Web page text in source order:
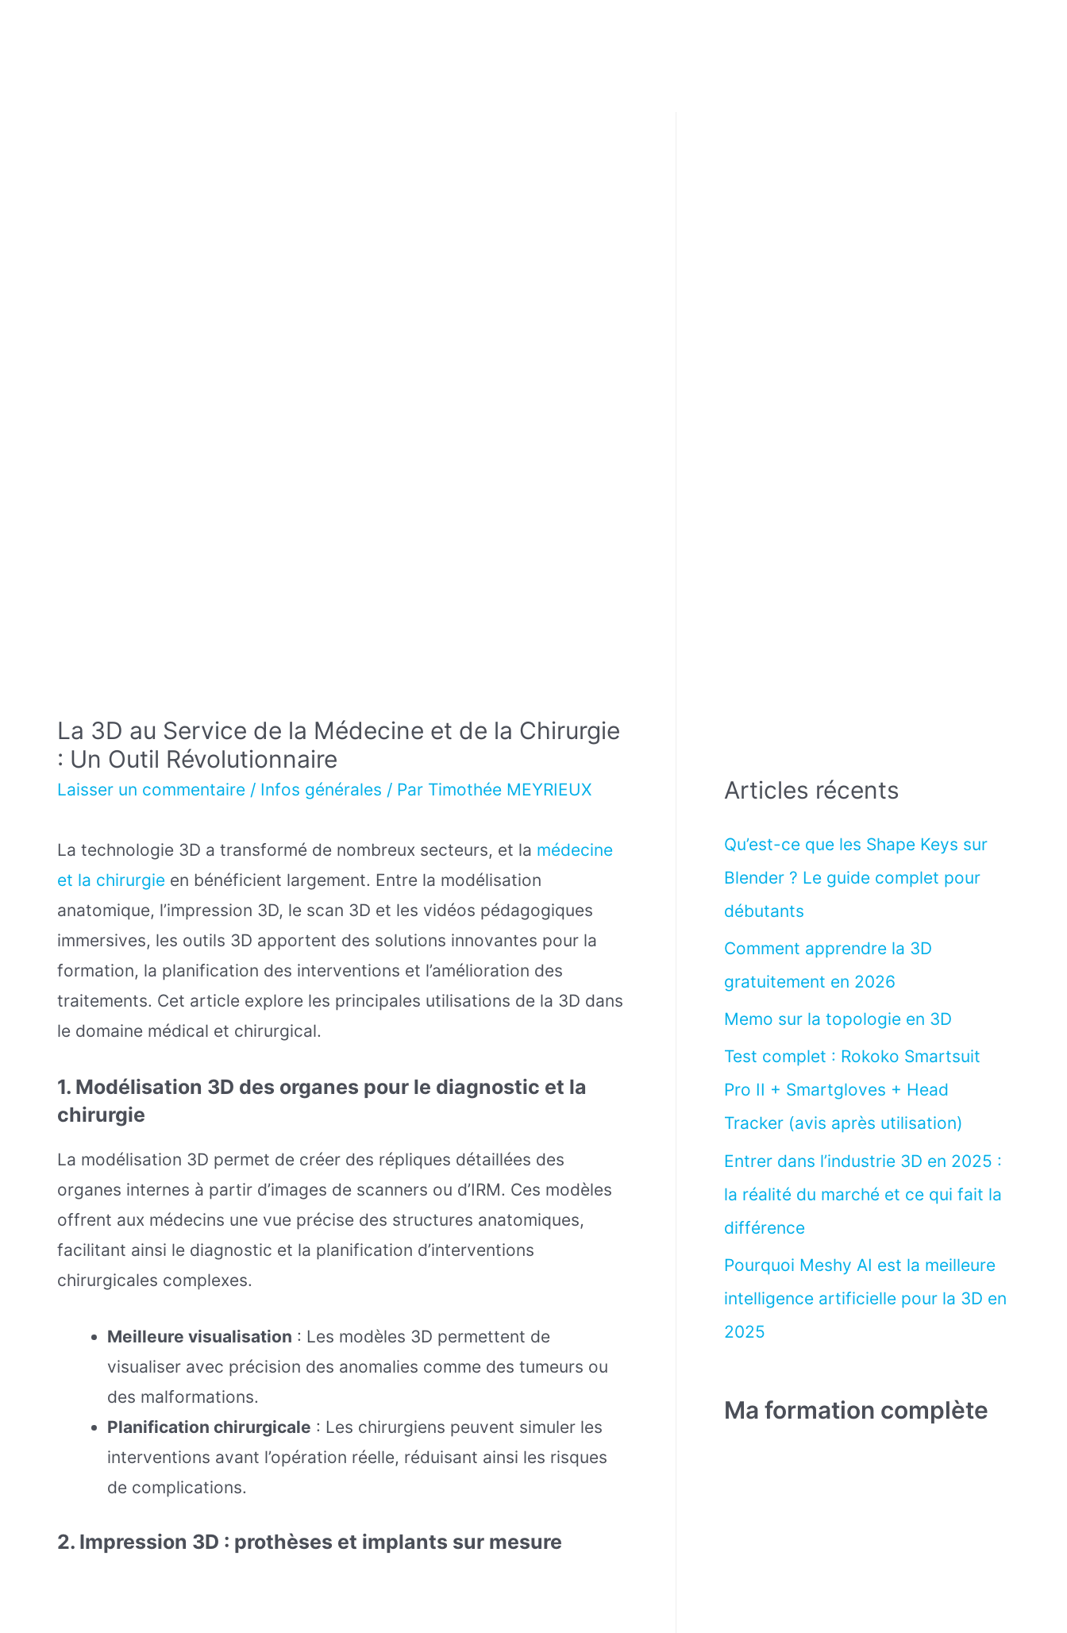
La 3D au Service de la Médecine et de la Chirurgie
: Un Outil Révolutionnaire
Laisser un commentaire / Infos générales / Par Timothée MEYRIEUX
La technologie 3D a transformé de nombreux secteurs, et la médecine
et la chirurgie en bénéficient largement. Entre la modélisation
anatomique, l’impression 3D, le scan 3D et les vidéos pédagogiques
immersives, les outils 3D apportent des solutions innovantes pour la
formation, la planification des interventions et l’amélioration des
traitements. Cet article explore les principales utilisations de la 3D dans
le domaine médical et chirurgical.
1. Modélisation 3D des organes pour le diagnostic et la
chirurgie
La modélisation 3D permet de créer des répliques détaillées des
organes internes à partir d’images de scanners ou d’IRM. Ces modèles
offrent aux médecins une vue précise des structures anatomiques,
facilitant ainsi le diagnostic et la planification d’interventions
chirurgicales complexes.
Meilleure visualisation : Les modèles 3D permettent de
visualiser avec précision des anomalies comme des tumeurs ou
des malformations.
Planification chirurgicale : Les chirurgiens peuvent simuler les
interventions avant l’opération réelle, réduisant ainsi les risques
de complications.
2. Impression 3D : prothèses et implants sur mesure
Articles récents
Qu’est-ce que les Shape Keys sur
Blender ? Le guide complet pour
débutants
Comment apprendre la 3D
gratuitement en 2026
Memo sur la topologie en 3D
Test complet : Rokoko Smartsuit
Pro II + Smartgloves + Head
Tracker (avis après utilisation)
Entrer dans l’industrie 3D en 2025 :
la réalité du marché et ce qui fait la
différence
Pourquoi Meshy AI est la meilleure
intelligence artificielle pour la 3D en
2025
Ma formation complète